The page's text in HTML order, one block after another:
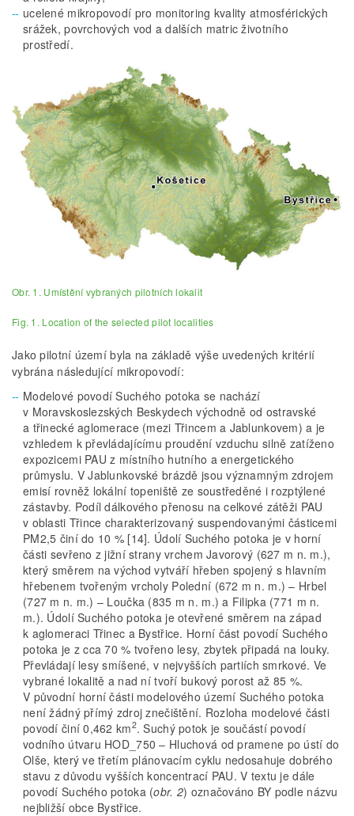
ucelené mikropovodí pro monitoring kvality atmosférických
srážek, povrchových vod a dalších matric životního
prostředí.
Obr. 1. Umístění vybraných pilotních lokalit
Fig. 1. Location of the selected pilot localities
Jako pilotní území byla na základě výše uvedených kritérií
vybrána následující mikropovodí:
Modelové povodí Suchého potoka se nachází
v Moravskoslezských Beskydech východně od ostravské
a třinecké aglomerace (mezi Třincem a Jablunkovem) a je
vzhledem k převládajícímu proudění vzduchu silně zatíženo
expozicemi PAU z místního hutního a energetického
průmyslu. V Jablunkovské brázdě jsou významným zdrojem
emisí rovněž lokální topeniště ze soustředěné i rozptýlené
zástavby. Podíl dálkového přenosu na celkové zátěži PAU
v oblasti Třince charakterizovaný suspendovanými částicemi
PM2,5 činí do 10 % [14]. Údolí Suchého potoka je v horní
části sevřeno z jižní strany vrchem Javorový (627 m n. m.),
který směrem na východ vytváří hřeben spojený s hlavním
hřebenem tvořeným vrcholy Polední (672 m n. m.) – Hrbel
(727 m n. m.) – Loučka (835 m n. m.) a Filipka (771 m n.
m.). Údolí Suchého potoka je otevřené směrem na západ
k aglomeraci Třinec a Bystřice. Horní část povodí Suchého
potoka je z cca 70 % tvořeno lesy, zbytek připadá na louky.
Převládají lesy smíšené, v nejvyšších partiích smrkové. Ve
vybrané lokalitě a nad ní tvoří bukový porost až 85 %.
V původní horní části modelového území Suchého potoka
není žádný přímý zdroj znečištění. Rozloha modelové části
povodí činí 0,462 km2. Suchý potok je součástí povodí
vodního útvaru HOD_750 – Hluchová od pramene po ústí do
Olše, který ve třetím plánovacím cyklu nedosahuje dobrého
stavu z důvodu vyšších koncentrací PAU. V textu je dále
povodí Suchého potoka (obr. 2) označováno BY podle názvu
nejbližší obce Bystřice.